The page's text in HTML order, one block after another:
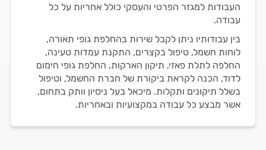
העבודות למגזר הפרטי והעסקי כולל אחריות על כל
עבודה.
בין עבודותיו ניתן לקבל שירות בהחלפת גופי תאורה,
לוחות חשמל, טיפול בקצרים, התקנת עמדות טעינה,
החלפה לתלת פאזי, תיקון הארקות, החלפת גופי חימום
לדוד, הכנה לקראת ביקורת של חברת החשמל, וטיפול
בשלל תיקונים ותקלות. מיכאל בעל ניסיון וותק בתחום,
אשר מבצע כל עבודה במקצועיות ובאחריות.